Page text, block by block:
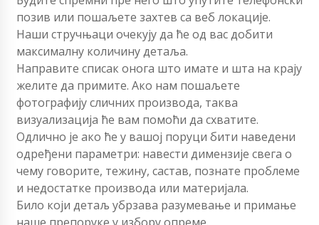
позив или пошаљете захтев са веб локације.
Наши стручњаци очекују да ће од вас добити
максималну количину детаља.
Направите списак онога што имате и шта на крају
желите да примите. Ако нам пошаљете
фотографију сличних производа, таква
визуализација ће вам помоћи да схватите.
Одлично је ако ће у вашој поруци бити наведени
одређени параметри: навести димензије свега о
чему говорите, тежину, састав, познате проблеме
и недостатке производа или материјала.
Било који детаљ убрзава разумевање и примање